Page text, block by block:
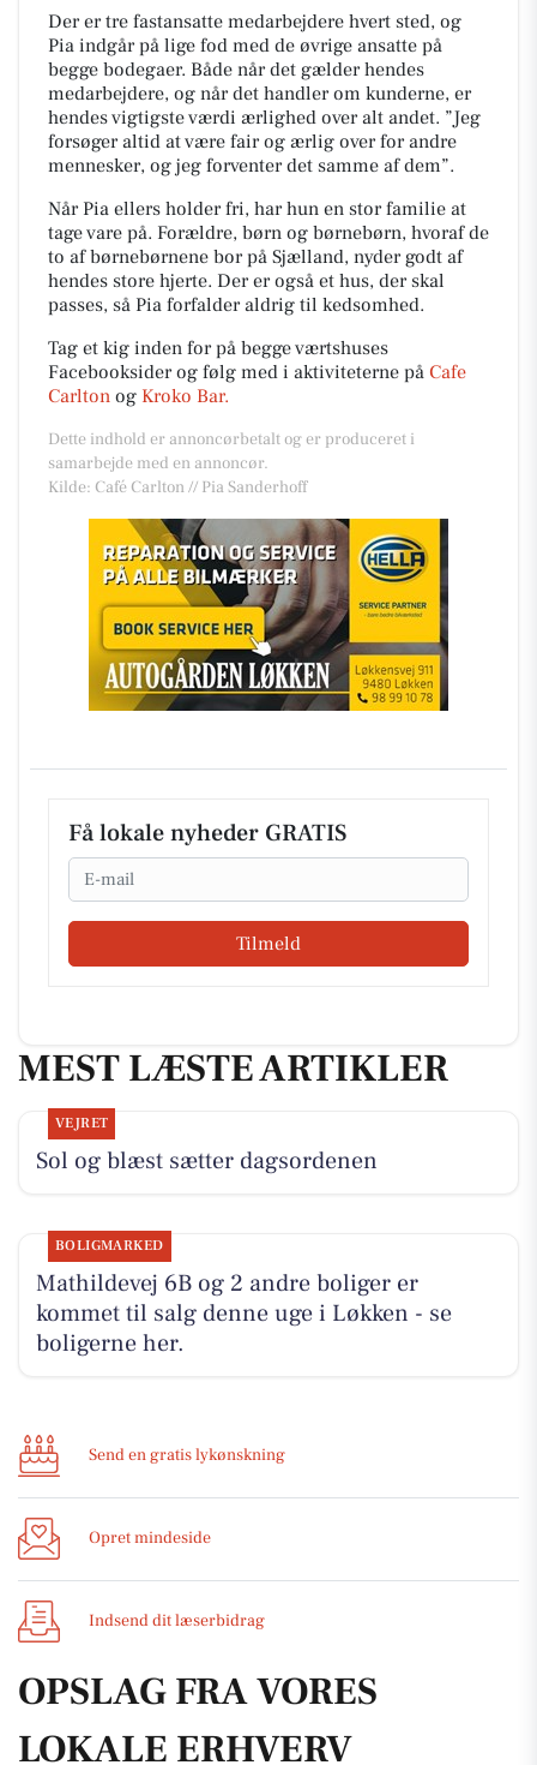
Der er tre fastansatte medarbejdere hvert sted, og
Pia indgår på lige fod med de øvrige ansatte på
begge bodegaer. Både når det gælder hendes
medarbejdere, og når det handler om kunderne, er
hendes vigtigste værdi ærlighed over alt andet. ”Jeg
forsøger altid at være fair og ærlig over for andre
mennesker, og jeg forventer det samme af dem”.
Når Pia ellers holder fri, har hun en stor familie at
tage vare på. Forældre, børn og børnebørn, hvoraf de
to af børnebørnene bor på Sjælland, nyder godt af
hendes store hjerte. Der er også et hus, der skal
passes, så Pia forfalder aldrig til kedsomhed.
Tag et kig inden for på begge værtshuses
Facebooksider og følg med i aktiviteterne på Cafe
Carlton og Kroko Bar.
Dette indhold er annoncørbetalt og er produceret i
samarbejde med en annoncør.
Kilde: Café Carlton // Pia Sanderhoff
Få lokale nyheder GRATIS
Email
Tilmeld
MEST LÆSTE ARTIKLER
VEJRET
Sol og blæst sætter dagsordenen
BOLIGMARKED
Mathildevej 6B og 2 andre boliger er
kommet til salg denne uge i Løkken - se
boligerne her.
Send en gratis lykønskning
Opret mindeside
Indsend dit læserbidrag
OPSLAG FRA VORES
LOKALE ERHVERV